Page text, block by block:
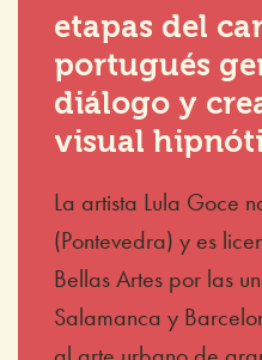
etapas del
portugués
diálogo y
visual
La artista Lula Goce
(Pontevedra) y es
Bellas Artes por las
Salamanca y